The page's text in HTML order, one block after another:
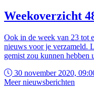
Weekoverzicht
Ook in de week van 23 tot
nieuws voor je verzameld.
gemist zou kunnen hebben
30 november 2020,
Meer nieuwsberichten